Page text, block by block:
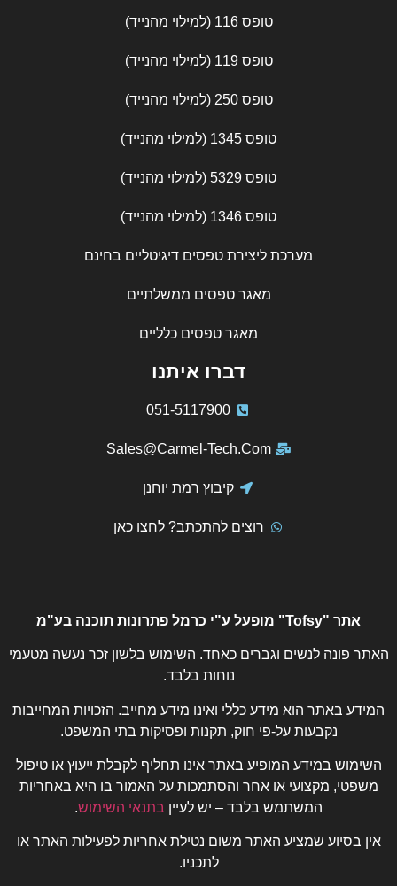
טופס 116 (למילוי מהנייד)
טופס 119 (למילוי מהנייד)
טופס 250 (למילוי מהנייד)
טופס 1345 (למילוי מהנייד)
טופס 5329 (למילוי מהנייד)
טופס 1346 (למילוי מהנייד)
מערכת ליצירת טפסים דיגיטליים בחינם
מאגר טפסים ממשלתיים
מאגר טפסים כלליים
דברו איתנו
051-5117900
Sales@Carmel-Tech.Com
קיבוץ רמת יוחנן
רוצים להתכתב? לחצו כאן
אתר "Tofsy" מופעל ע"י כרמל פתרונות תוכנה בע"מ
האתר פונה לנשים וגברים כאחד. השימוש בלשון זכר נעשה מטעמי
נוחות בלבד.
המידע באתר הוא מידע כללי ואינו מידע מחייב. הזכויות המחייבות
נקבעות על-פי חוק, תקנות ופסיקות בתי המשפט.
השימוש במידע המופיע באתר אינו תחליף לקבלת ייעוץ או טיפול
משפטי, מקצועי או אחר והסתמכות על האמור בו היא באחריות
המשתמש בלבד – יש לעיין בתנאי השימוש.
אין בסיוע שמציע האתר משום נטילת אחריות לפעילות האתר או
לתכניו.